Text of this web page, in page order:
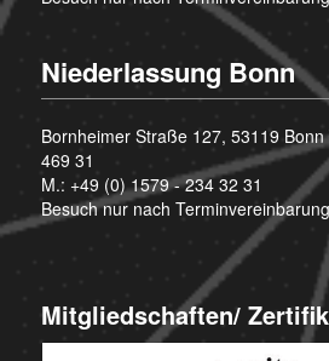
Niederlassung Bonn
Bornheimer Straße 127, 53119
469 31
M.: +49 (0) 1579 - 234 32 31
Besuch nur nach Terminvereinbarung
Mitgliedschaften/